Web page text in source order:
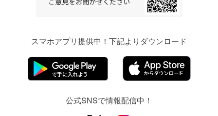
スマホアプリ提供中！下記よりダウンロード
公式SNSで情報配信中！